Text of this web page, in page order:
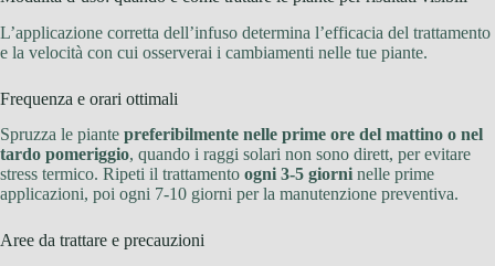
L’applicazione corretta dell’infuso determina l’efficacia del trattamento
e la velocità con cui osserverai i cambiamenti nelle tue piante.
Frequenza e orari ottimali
Spruzza le piante preferibilmente nelle prime ore del mattino o nel
tardo pomeriggio, quando i raggi solari non sono dirett, per evitare
stress termico. Ripeti il trattamento ogni 3-5 giorni nelle prime
applicazioni, poi ogni 7-10 giorni per la manutenzione preventiva.
Aree da trattare e precauzioni